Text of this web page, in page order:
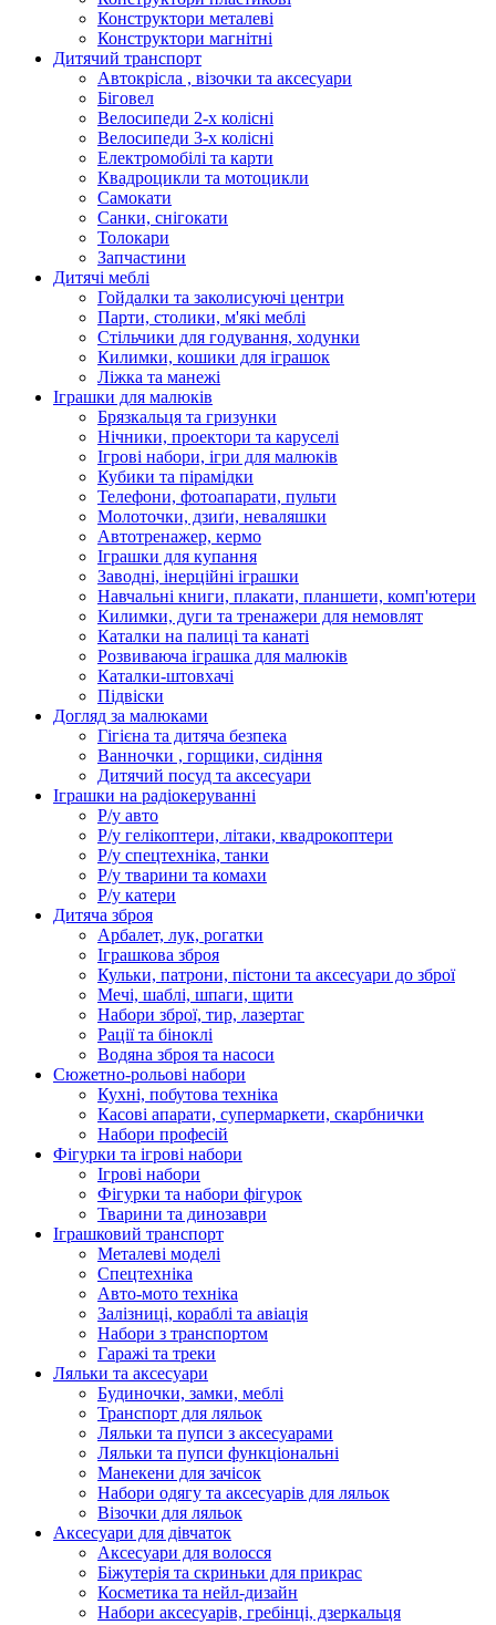
Конструктори металеві
Конструктори магнітні
Дитячий транспорт
Автокрісла , візочки та аксесуари
Біговел
Велосипеди 2-х колісні
Велосипеди 3-х колісні
Електромобілі та карти
Квадроцикли та мотоцикли
Самокати
Санки, снігокати
Толокари
Запчастини
Дитячі меблі
Гойдалки та заколисуючі центри
Парти, столики, м'які меблі
Стільчики для годування, ходунки
Килимки, кошики для іграшок
Ліжка та манежі
Іграшки для малюків
Брязкальця та гризунки
Нічники, проектори та каруселі
Ігрові набори, ігри для малюків
Кубики та пірамідки
Телефони, фотоапарати, пульти
Молоточки, дзиґи, неваляшки
Автотренажер, кермо
Іграшки для купання
Заводні, інерційні іграшки
Навчальні книги, плакати, планшети, комп'ютери
Килимки, дуги та тренажери для немовлят
Каталки на палиці та канаті
Розвиваюча іграшка для малюків
Каталки-штовхачі
Підвіски
Догляд за малюками
Гігієна та дитяча безпека
Ванночки , горщики, сидіння
Дитячий посуд та аксесуари
Іграшки на радіокеруванні
Р/у авто
Р/у гелікоптери, літаки, квадрокоптери
Р/у спецтехніка, танки
Р/у тварини та комахи
Р/у катери
Дитяча зброя
Арбалет, лук, рогатки
Іграшкова зброя
Кульки, патрони, пістони та аксесуари до зброї
Мечі, шаблі, шпаги, щити
Набори зброї, тир, лазертаг
Рації та біноклі
Водяна зброя та насоси
Сюжетно-рольові набори
Кухні, побутова техніка
Касові апарати, супермаркети, скарбнички
Набори професій
Фігурки та ігрові набори
Ігрові набори
Фігурки та набори фігурок
Тварини та динозаври
Іграшковий транспорт
Металеві моделі
Спецтехніка
Авто-мото техніка
Залізниці, кораблі та авіація
Набори з транспортом
Гаражі та треки
Ляльки та аксесуари
Будиночки, замки, меблі
Транспорт для ляльок
Ляльки та пупси з аксесуарами
Ляльки та пупси функціональні
Манекени для зачісок
Набори одягу та аксесуарів для ляльок
Візочки для ляльок
Аксесуари для дівчаток
Аксесуари для волосся
Біжутерія та скриньки для прикрас
Косметика та нейл-дизайн
Набори аксесуарів, гребінці, дзеркальця